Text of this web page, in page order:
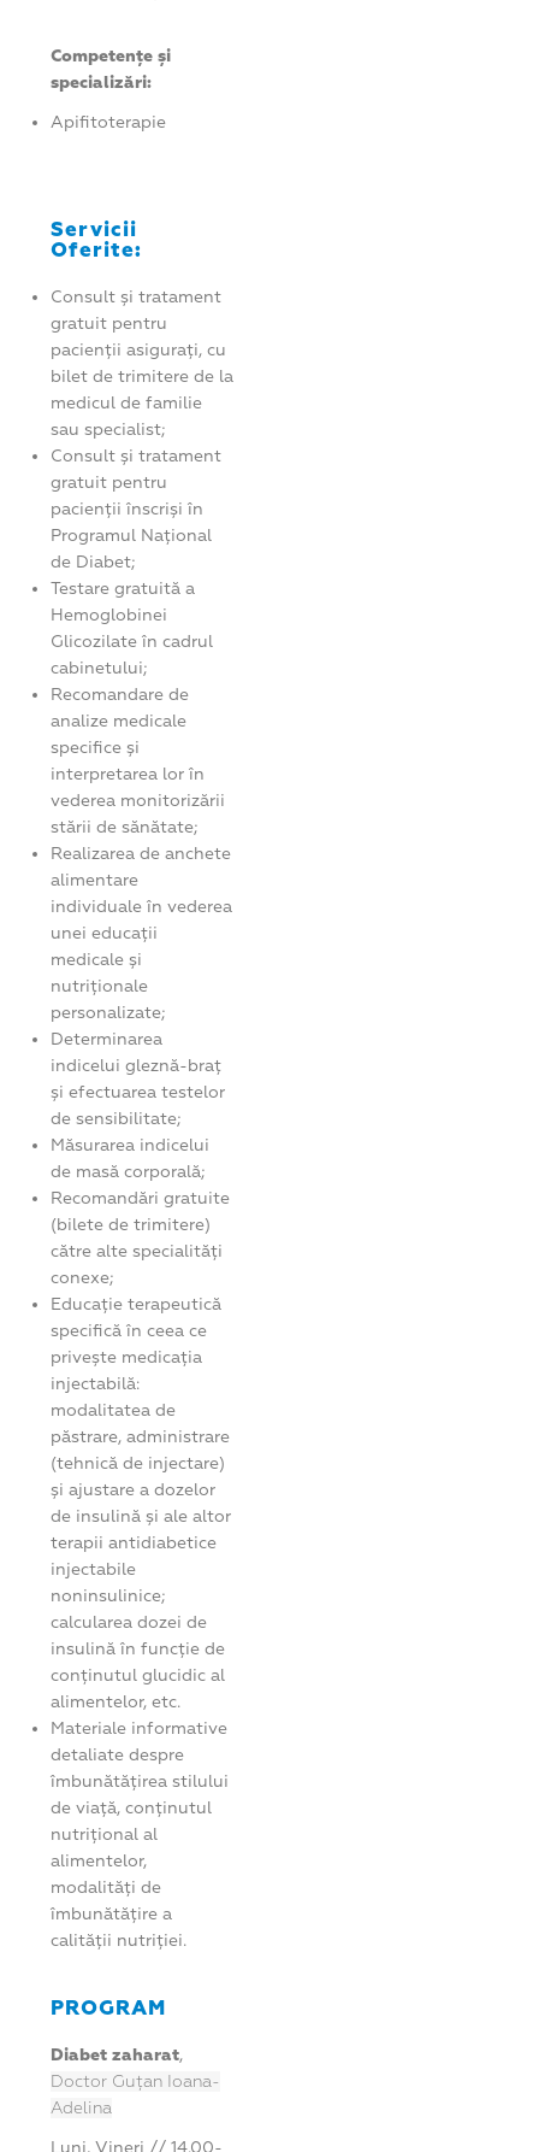
Competențe și
specializări:
Apifitoterapie
Servicii
Oferite:
Consult și tratament
gratuit pentru
pacienții asigurați, cu
bilet de trimitere de la
medicul de familie
sau specialist;
Consult și tratament
gratuit pentru
pacienții înscriși în
Programul Național
de Diabet;
Testare gratuită a
Hemoglobinei
Glicozilate în cadrul
cabinetului;
Recomandare de
analize medicale
specifice și
interpretarea lor în
vederea monitorizării
stării de sănătate;
Realizarea de anchete
alimentare
individuale în vederea
unei educații
medicale și
nutriționale
personalizate;
Determinarea
indicelui gleznă-braț
și efectuarea testelor
de sensibilitate;
Măsurarea indicelui
de masă corporală;
Recomandări gratuite
(bilete de trimitere)
către alte specialități
conexe;
Educație terapeutică
specifică în ceea ce
privește medicația
injectabilă:
modalitatea de
păstrare, administrare
(tehnică de injectare)
și ajustare a dozelor
de insulină și ale altor
terapii antidiabetice
injectabile
noninsulinice;
calcularea dozei de
insulină în funcție de
conținutul glucidic al
alimentelor, etc.
Materiale informative
detaliate despre
îmbunătățirea stilului
de viață, conținutul
nutrițional al
alimentelor,
modalități de
îmbunătățire a
calității nutriției.
PROGRAM
Diabet zaharat,
Doctor Guțan Ioana-
Adelina